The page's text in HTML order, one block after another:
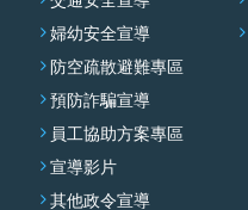
婦幼安全宣導
防空疏散避難專區
預防詐騙宣導
員工協助方案專區
宣導影片
其他政令宣導